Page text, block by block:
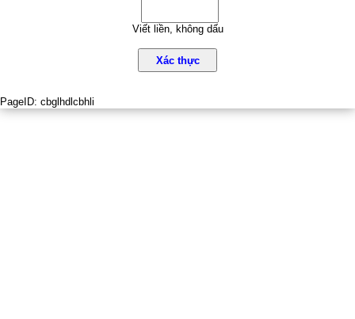
Viết liền, không dấu
Xác thực
PageID: cbglhdlcbhli